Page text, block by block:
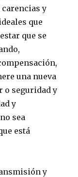
carencias y
que
que se
una nueva
o seguridad y
y
sea
está
y